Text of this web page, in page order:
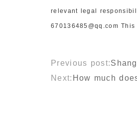
relevant legal
670136485@qq.com
Previous post:
Next: How much